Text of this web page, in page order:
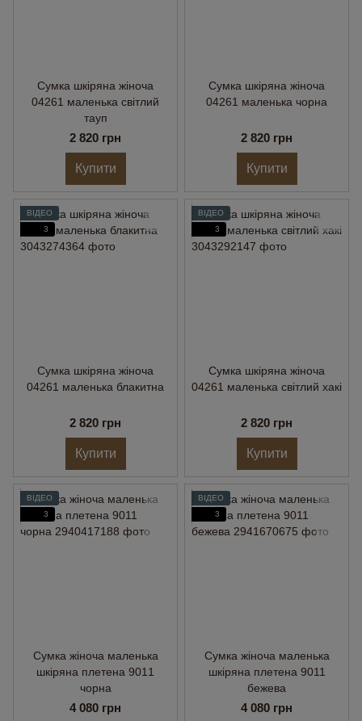
Сумка шкіряна жіноча
04261 маленька світлий
тауп
2 820 грн
Купити
Сумка шкіряна жіноча
04261 маленька чорна
2 820 грн
Купити
ВІДЕО
3
Сумка шкіряна жіноча
04261 маленька блакитна
2 820 грн
Купити
ВІДЕО
3
Сумка шкіряна жіноча
04261 маленька світлий хакі
2 820 грн
Купити
ВІДЕО
3
Сумка жіноча маленька
шкіряна плетена 9011
чорна
4 080 грн
ВІДЕО
3
Сумка жіноча маленька
шкіряна плетена 9011
бежева
4 080 грн